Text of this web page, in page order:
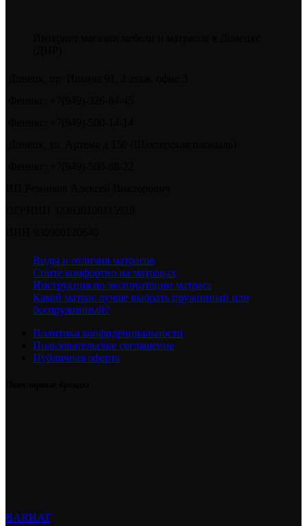
Виды и отличия матрасов
Спите комфортно на матрацах
Инструкция по эксплуатации матраса
Какой матрас лучше выбрать пружинный или
беспружинный?
Политика конфиденциальности
Пользовательское соглашение
Публичная оферта
BARHAT